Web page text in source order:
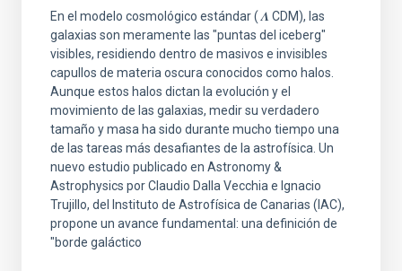
En el modelo cosmológico estándar ( 𝜦 CDM), las
galaxias son meramente las "puntas del iceberg"
visibles, residiendo dentro de masivos e invisibles
capullos de materia oscura conocidos como halos.
Aunque estos halos dictan la evolución y el
movimiento de las galaxias, medir su verdadero
tamaño y masa ha sido durante mucho tiempo una
de las tareas más desafiantes de la astrofísica. Un
nuevo estudio publicado en Astronomy &
Astrophysics por Claudio Dalla Vecchia e Ignacio
Trujillo, del Instituto de Astrofísica de Canarias (IAC),
propone un avance fundamental: una definición de
"borde galáctico